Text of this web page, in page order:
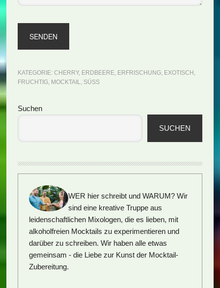
KATEGORIE: CHERRY, ERDBEERE, ERFRISCHUNG, EXOTISCH ,
FRUCHTIG, MOCKTAIL, SÜSS
Seitenspalte
Suchen
SUCHEN
WER hier schreibt und WARUM? Wir
sind eine kreative Truppe aus
leidenschaftlichen Mixologen, die es lieben, mit
alkoholfreien Mocktails zu experimentieren und
darüber zu schreiben. Wir haben alle etwas
gemeinsam - die Liebe zur Kunst der Mocktail-
Zubereitung.